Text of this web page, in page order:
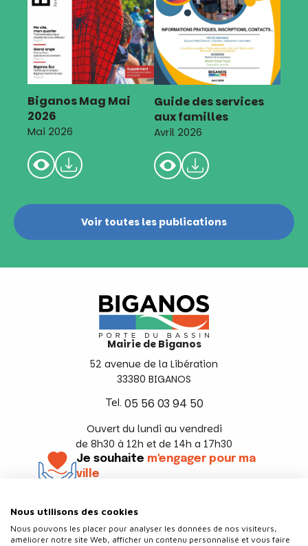
Biganos Mag Mai
2026
Mai 2026
Guide des services
aux familles
Avril 2026
Voir toutes les publications
Mairie de Biganos
52 avenue de la Libération
33380 BIGANOS
Tel. 05 56 03 94 50
Ouvert du lundi au vendredi
de 8h30 à 12h et de 14h a 17h30
Je souhaite m'engager pour ma
ville
Suivez-nous
Nous utilisons des cookies
Nous pouvons les placer pour analyser les données de nos visiteurs,
améliorer notre site Web, afficher un contenu personnalisé et vous faire